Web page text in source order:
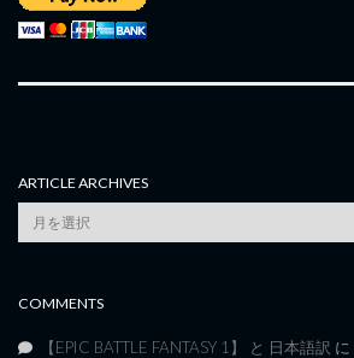
ARTICLE ARCHIVES
Article
Archives
COMMENTS
【EPIC BATTLE FANTASY 1】 と 日本語訳 に